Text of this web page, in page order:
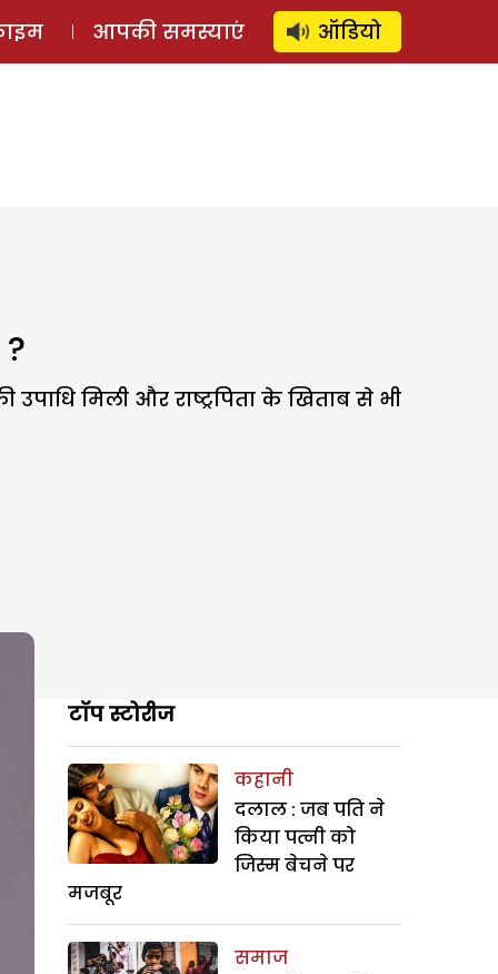
लॉग इन ⚲ SUBSCRIBE
आपकी समस्याएं ऑडियो
मिली और राष्ट्रपिता के खिताब से भी
टॉप स्टोरीज
कहानी
दलाल : जब पति ने
किया पत्नी को
जिस्म बेचने पर
मजबूर
समाज